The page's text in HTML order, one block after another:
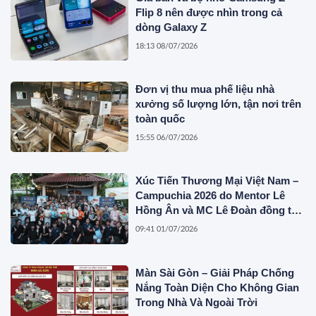
Flip 8 nên được nhìn trong cả
dòng Galaxy Z
18:13 08/07/2026
Đơn vị thu mua phế liệu nhà
xưởng số lượng lớn, tận nơi trên
toàn quốc
15:55 06/07/2026
Xúc Tiến Thương Mại Việt Nam –
Campuchia 2026 do Mentor Lê
Hồng Ân và MC Lê Đoàn đồng tổ
chức
09:41 01/07/2026
Màn Sài Gòn – Giải Pháp Chống
Nắng Toàn Diện Cho Không Gian
Trong Nhà Và Ngoài Trời